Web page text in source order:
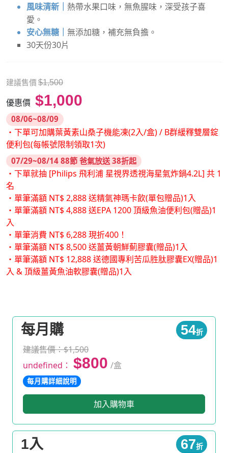
風味清新｜ 熱帶水果口味，無魚腥味，深受孩子喜
愛。
安心無糖｜ 無添加糖，補充無負擔。
30天份30片
建議售價 $1,500
優惠價 $1,000
08/06~08/09
・下單可加購葉黃素山桑子機能凍(2入/盒) / B群緩釋雙層錠
便利包(每帳號限制領取1次)
07/29~08/14 88節 爸氣放送 38折起
・下單就抽 [Philips 飛利浦 星視界透視海星氣炸鍋4.2L] 共 1
名
・單筆滿額 NT$ 2,888 送精氣神瑪卡飲(單包贈品)1入
・單筆滿額 NT$ 4,888 送EPA 1200 頂級魚油便利包(贈品)1
入
・單筆消費 NT$ 6,288 現折400！
・單筆滿額 NT$ 8,500 送薑黃朝鮮薊膠囊(贈品)1入
・單筆滿額 NT$ 12,888 送德國專利苦瓜胜肽膠囊EX(贈品)1
入 & 頂級薑黃魚油軟膠囊(贈品)1入
每月購 54折
建議售價：$1,500
undefined： $800 /盒
每月購詳細說明
加入購物車
1入 67折